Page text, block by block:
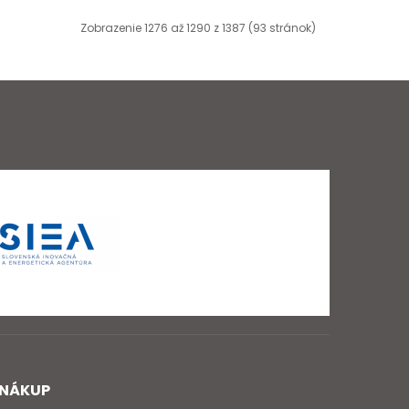
Zobrazenie 1276 až 1290 z 1387 (93 stránok)
NÁKUP